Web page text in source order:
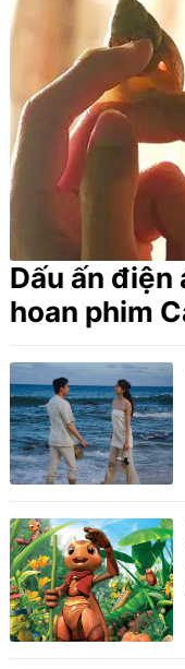
Dấu ấn điện
hoan phim